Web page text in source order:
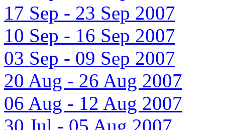
17 Sep - 23 Sep 2007
10 Sep - 16 Sep 2007
03 Sep - 09 Sep 2007
20 Aug - 26 Aug 2007
06 Aug - 12 Aug 2007
30 Jul - 05 Aug 2007